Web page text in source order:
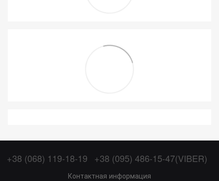
+38 (068) 119-18-19 +38 (095) 486-15-47(VIBER)
Контактная информация